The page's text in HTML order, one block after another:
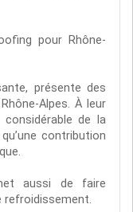
pour Rhône-
présente des
Alpes. À leur
de la
contribution
aussi de faire
refroidissement.